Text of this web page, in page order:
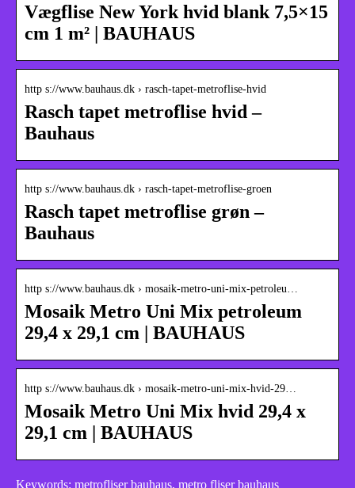
Vægflise New York hvid blank 7,5×15
cm 1 m² | BAUHAUS
http s://www.bauhaus.dk › rasch-tapet-metroflise-hvid
Rasch tapet metroflise hvid –
Bauhaus
http s://www.bauhaus.dk › rasch-tapet-metroflise-groen
Rasch tapet metroflise grøn –
Bauhaus
http s://www.bauhaus.dk › mosaik-metro-uni-mix-petroleu…
Mosaik Metro Uni Mix petroleum
29,4 x 29,1 cm | BAUHAUS
http s://www.bauhaus.dk › mosaik-metro-uni-mix-hvid-29…
Mosaik Metro Uni Mix hvid 29,4 x
29,1 cm | BAUHAUS
Keywords: metrofliser bauhaus, metro fliser bauhaus